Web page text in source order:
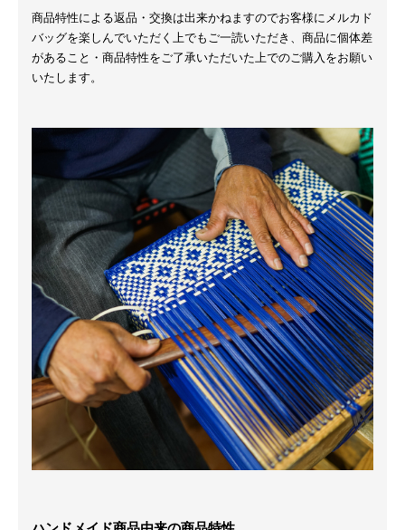
商品特性による返品・交換は出来かねますのでお客様にメルカド
バッグを楽しんでいただく上でもご一読いただき、商品に個体差
があること・商品特性をご了承いただいた上でのご購入をお願い
いたします。